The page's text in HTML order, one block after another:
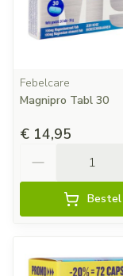
Febelcare
Magnipro Tabl 30
€ 14,95
Bestel